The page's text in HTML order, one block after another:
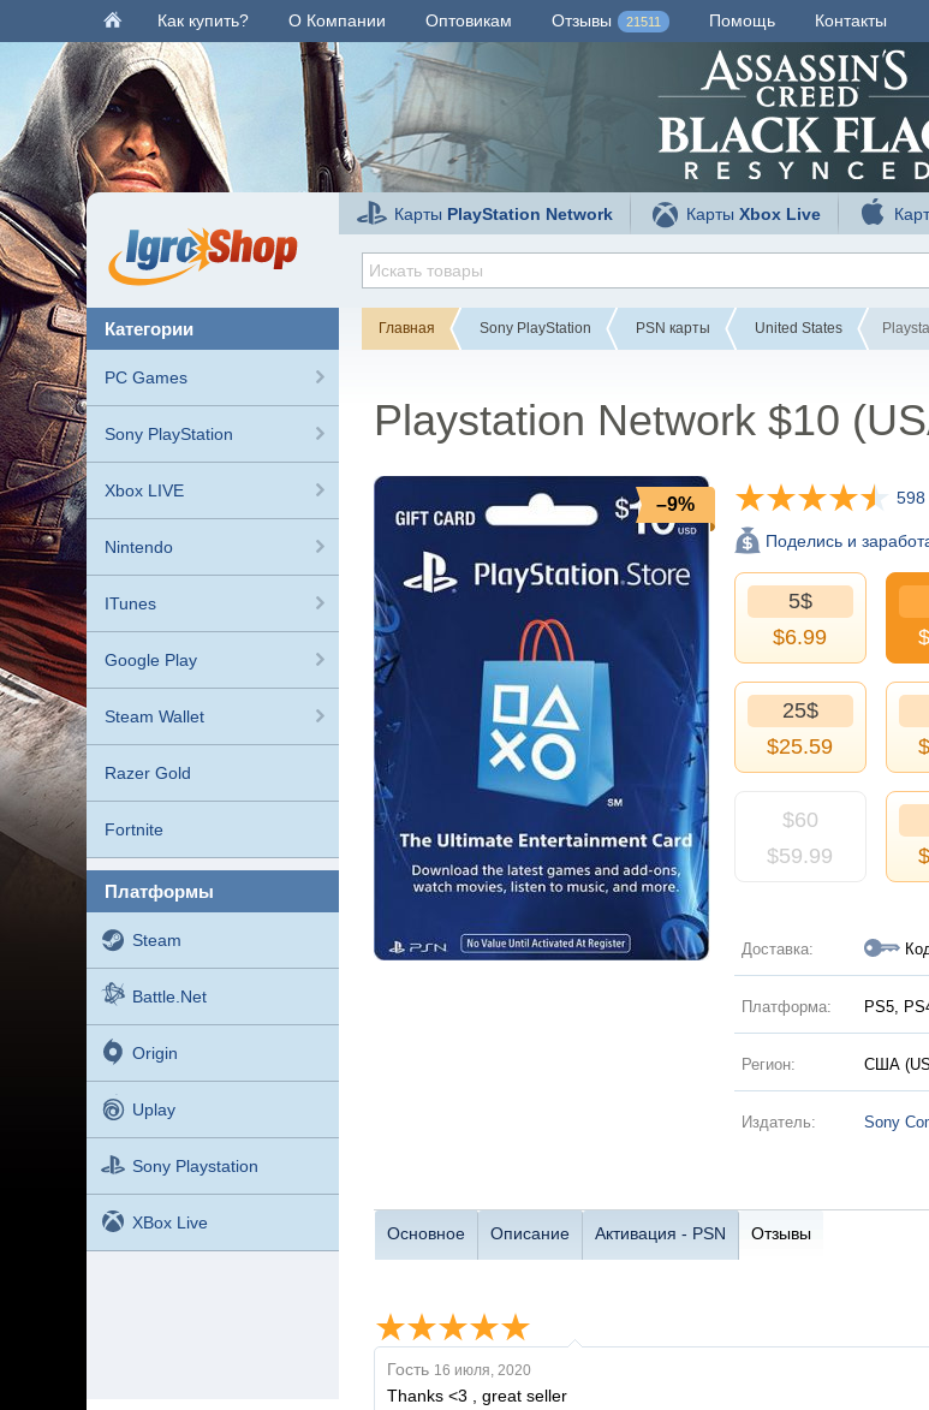
Как купить? О Компании Оптовикам Отзывы 21511 Помощь Контакты
Карты PlayStation Network КартыXbox Live
категории
PC Games
Sony PlayStation
Xbox LIVE
Nintendo
ITunes
Google Play
Steam Wallet
Razer Gold
Fortnite
платформы
Steam
Battle.net
Origin
Uplay
Sony Playstation
XBox Live
Главная Sony PlayStation PSN карты United States
Playstation Network $10
–9% 598
Поделись и
5$
$6.99
$
25$
$25.59
$60
$59.99
$
Доставка:
Платформа: PS5,
Регион: США
Издатель: Sony
Основное Описание Активация - PSN Отзывы
Гость 16 июля, 2020
Thanks <3 , great seller